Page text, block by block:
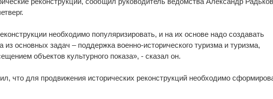
необходимо популяризировать, и на их основе надо создавать
из основных задач – поддержка военно-исторического туризма и туризма,
объектов культурного показа», - сказал он.
что для продвижения исторических реконструкций необходимо